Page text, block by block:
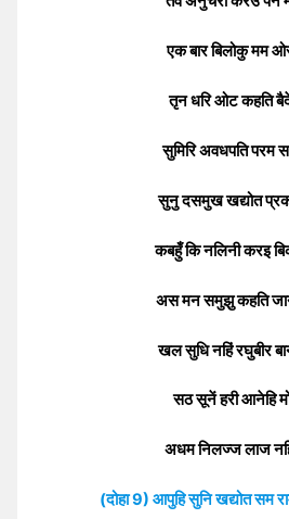
एक बार बिलोकु मम
तृन धरि ओट कहति
सुमिरि अवधपति परम
सुनु दसमुख खद्योत
कबहुँ कि नलिनी करइ
अस मन समुझु कहति
खल सुधि नहिं रघुबीर
सठ सूनें हरी आनेहि
अधम निलज्ज लाज
(दोहा 9) आपुहि सुनि खद्योत सम